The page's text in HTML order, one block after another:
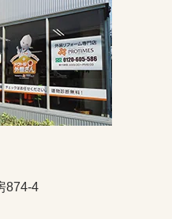
874-4